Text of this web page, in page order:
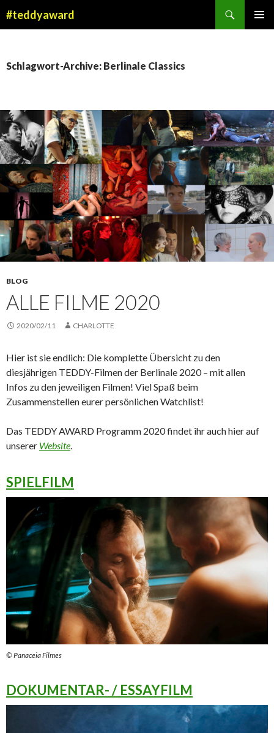
#teddyaward
Schlagwort-Archive: Berlinale Classics
BLOG
ALLE FILME 2020
2020/02/11 CHARLOTTE
Hier ist sie endlich: Die komplette Übersicht zu den
diesjährigen TEDDY-Filmen der Berlinale 2020 – mit allen
Infos zu den jeweiligen Filmen! Viel Spaß beim
Zusammenstellen eurer persönlichen Watchlist!
Das TEDDY AWARD Programm 2020 findet ihr auch hier auf
unserer Website.
SPIELFILM
© Panaceia Filmes
DOKUMENTAR- / ESSAYFILM